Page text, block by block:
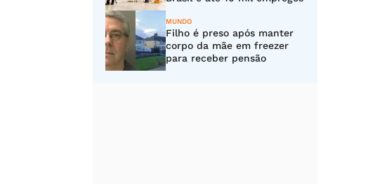
MUNDO
Filho é preso após manter
corpo da mãe em freezer
para receber pensão